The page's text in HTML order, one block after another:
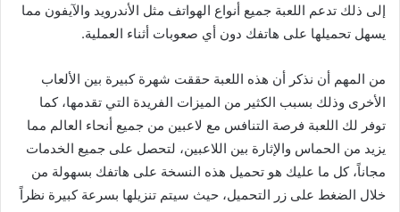
إلى ذلك تدعم اللعبة جميع أنواع الهواتف مثل الأندرويد والآيفون مما
يسهل تحميلها على هاتفك دون أي صعوبات أثناء العملية.
من المهم أن نذكر أن هذه اللعبة حققت شهرة كبيرة بين الألعاب
الأخرى وذلك بسبب الكثير من الميزات الفريدة التي تقدمها، كما
توفر لك اللعبة فرصة التنافس مع لاعبين من جميع أنحاء العالم مما
يزيد من الحماس والإثارة بين اللاعبين، لتحصل على جميع الخدمات
مجاناً، كل ما عليك هو تحميل هذه النسخة على هاتفك بسهولة من
خلال الضغط على زر التحميل، حيث سيتم تنزيلها بسرعة كبيرة نظراً